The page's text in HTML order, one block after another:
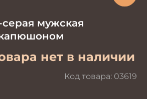
мужская
капюшоном
нет в наличии
Код товара: 03619